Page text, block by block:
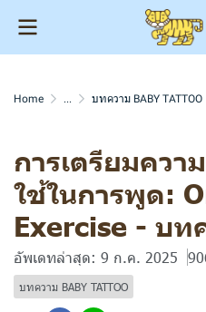
Home ... บทความ BABY TATTOO
การเตรียมควา
ใช้ในการพูด:
Exercise - บ
อัพเดทล่าสุด: 9 ก.ค. 2025
บทความ BABY TATTOO